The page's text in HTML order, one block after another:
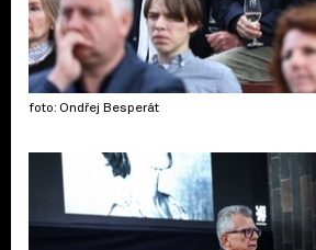
foto: Ondřej Besperát